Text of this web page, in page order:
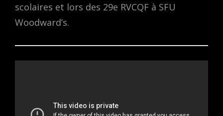
scolaires et lors des 29e RVCQF à SFU
Woodward’s.